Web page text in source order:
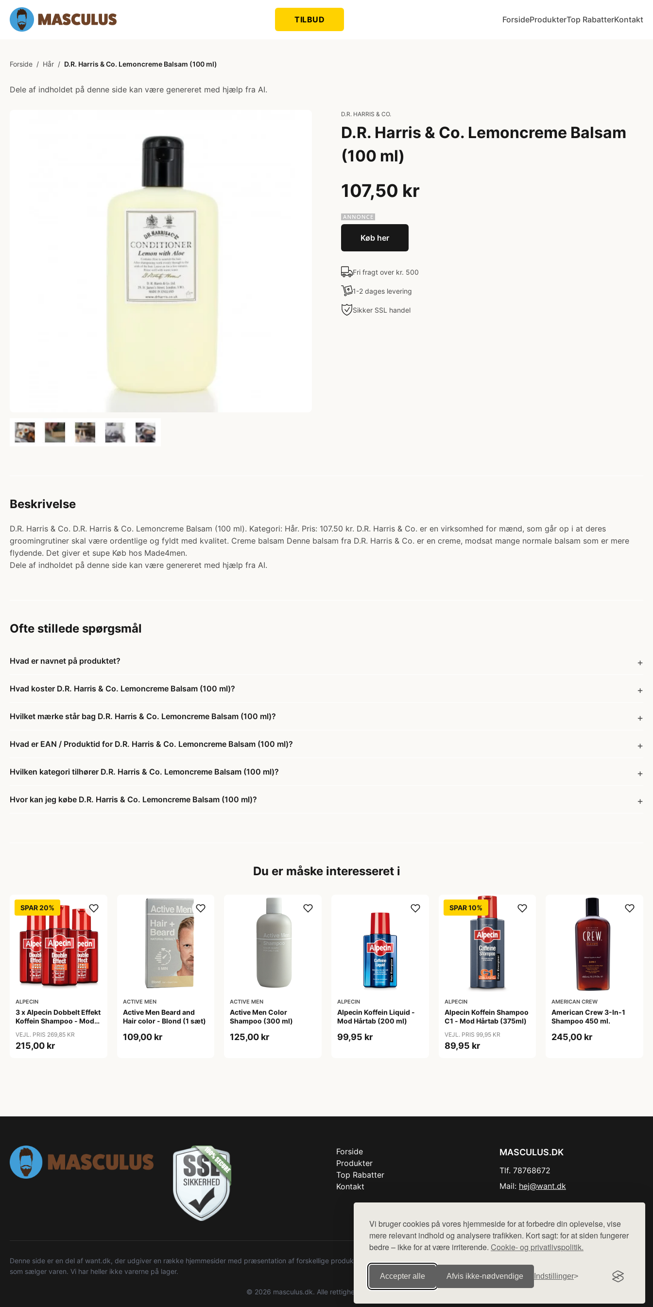
Vi bruger cookies på vores hjemmeside for at forbedre din oplevelse, vise
mere relevant indhold og analysere trafikken. Kort sagt: for at siden fungerer
bedre – ikke for at være irriterende. Cookie- og privatlivspolitik.
Accepter alle Afvis ikke‑nødvendige Indstillinger
TILBUD ForsideProdukterTop RabatterKontakt
Forside / Hår / D.R. Harris & Co. Lemoncreme Balsam (100 ml)
Dele af indholdet på denne side kan være genereret med hjælp fra AI.
D.R. HARRIS & CO.
D.R. Harris & Co. Lemoncreme Balsam
(100 ml)
107,50 kr
Køb her
Fri fragt over kr. 500
1-2 dages levering
Sikker SSL handel
Beskrivelse
D.R. Harris & Co. D.R. Harris & Co. Lemoncreme Balsam (100 ml). Kategori: Hår. Pris: 107.50 kr. D.R. Harris & Co. er en virksomhed for mænd, som går op i at deres
groomingrutiner skal være ordentlige og fyldt med kvalitet. Creme balsam Denne balsam fra D.R. Harris & Co. er en creme, modsat mange normale balsam som er mere
flydende. Det giver et supe Køb hos Made4men.
Dele af indholdet på denne side kan være genereret med hjælp fra AI.
Ofte stillede spørgsmål
Hvad er navnet på produktet?
Hvad koster D.R. Harris & Co. Lemoncreme Balsam (100 ml)?
Hvilket mærke står bag D.R. Harris & Co. Lemoncreme Balsam (100 ml)?
Hvad er EAN / Produktid for D.R. Harris & Co. Lemoncreme Balsam (100 ml)?
Hvilken kategori tilhører D.R. Harris & Co. Lemoncreme Balsam (100 ml)?
Hvor kan jeg købe D.R. Harris & Co. Lemoncreme Balsam (100 ml)?
Du er måske interesseret i
SPAR 20%
ALPECIN
3 x Alpecin Dobbelt Effekt
Koffein Shampoo - Mod
VEJL. PRIS 269,85 KR
215,00 kr
ACTIVE MEN
Active Men Beard and
Hair color - Blond (1 sæt)
109,00 kr
ACTIVE MEN
Active Men Color
Shampoo (300 ml)
125,00 kr
ALPECIN
Alpecin Koffein Liquid -
Mod Hårtab (200 ml)
99,95 kr
SPAR 10%
ALPECIN
Alpecin Koffein Shampoo
C1 - Mod Hårtab (375ml)
VEJL. PRIS 99,95 KR
89,95 kr
AMERICAN CREW
American Crew 3-In-1
Shampoo 450 ml.
245,00 kr
Forside
Produkter
Top Rabatter
Kontakt
MASCULUS.DK
Tlf. 78768672
Mail: hej@want.dk
Denne side er en del af want.dk, der udgiver en række hjemmesider med præsentation af forskellige produkter fra diverse webshops. Der sælges ikke varer fra denne side - vi henviser til de shops,
som sælger varen. Vi har heller ikke varerne på lager.
© 2026 masculus.dk. Alle rettigheder forbeholdes.